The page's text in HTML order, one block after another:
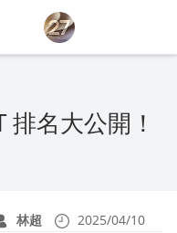
名大公開！
林超 2025/04/10